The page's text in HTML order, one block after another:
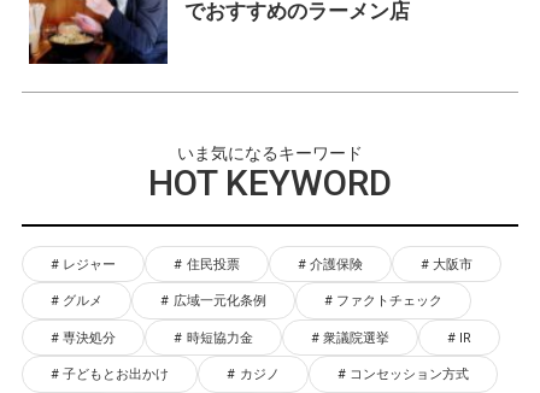
でおすすめのラーメン店
いま気になるキーワード
HOT KEYWORD
レジャー 住民投票 介護保険 大阪市
グルメ 広域一元化条例 ファクトチェック
専決処分 時短協力金 衆議院選挙 IR
子どもとお出かけ カジノ コンセッション方式